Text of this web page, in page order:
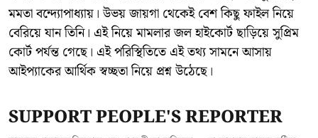
মমতা বন্দ্যোপাধ্যায়। উভয় জায়গা থেকেই বেশ কিছু ফাইল নিয়ে
বেরিয়ে যান তিনি। এই নিয়ে মামলার জল হাইকোর্ট ছাড়িয়ে সুপ্রিম
কোর্ট পর্যন্ত গেছে। এই পরিস্থিতিতে এই তথ্য সামনে আসায়
আইপ্যাকের আর্থিক স্বচ্ছতা নিয়ে প্রশ্ন উঠেছে।
SUPPORT PEOPLE'S REPORTER